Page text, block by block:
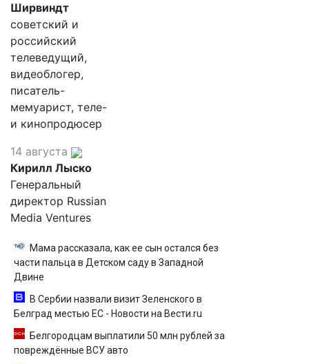
Ширвиндт
советский и
российский
телеведущий,
видеоблогер,
писатель-
мемуарист, теле-
и кинопродюсер
14 августа
Кирилл Лыско
Генеральный
директор Russian
Media Ventures
Мама рассказала, как ее сын остался без
части пальца в Детском саду в Западной
Двине
В Сербии назвали визит Зеленского в
Белград местью ЕС - Новости на Вести.ru
Белгородцам выплатили 50 млн рублей за
повреждённые ВСУ авто